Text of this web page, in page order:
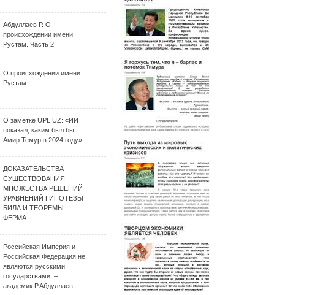
Абдуллаев Р. О
происхождении имени
Рустам. Часть 2
О происхождении имени
Рустам
О заметке UPL UZ: «ИИ
показал, каким был бы
Амир Темур в 2024 году»
ДОКАЗАТЕЛЬСТВА
СУЩЕСТВОВАНИЯ
МНОЖЕСТВА РЕШЕНИЙ
УРАВНЕНИЙ ГИПОТЕЗЫ
БИЛА И ТЕОРЕМЫ
ФЕРМА
Российская Империя и
Российская Федерация не
являются русскими
государствами, –
академик Р.Абдуллаев